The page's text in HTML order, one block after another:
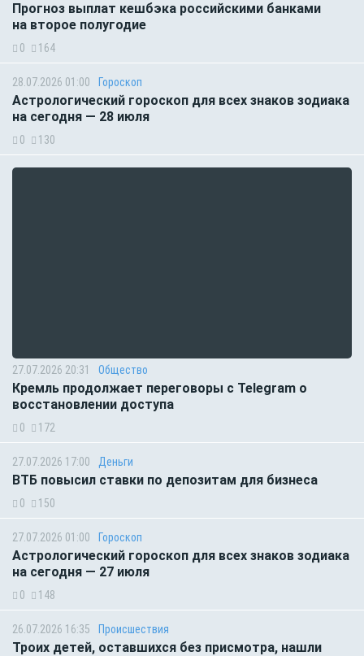
Прогноз выплат кешбэка российскими банками
на второе полугодие
0 164
28.07.2026 01:00 Гороскоп
Астрологический гороскоп для всех знаков зодиака
на сегодня — 28 июля
0 130
27.07.2026 20:31 Общество
Кремль продолжает переговоры с Telegram о
восстановлении доступа
0 172
27.07.2026 17:00 Деньги
ВТБ повысил ставки по депозитам для бизнеса
0 150
27.07.2026 01:00 Гороскоп
Астрологический гороскоп для всех знаков зодиака
на сегодня — 27 июля
0 148
26.07.2026 16:35 Происшествия
Троих детей, оставшихся без присмотра, нашли